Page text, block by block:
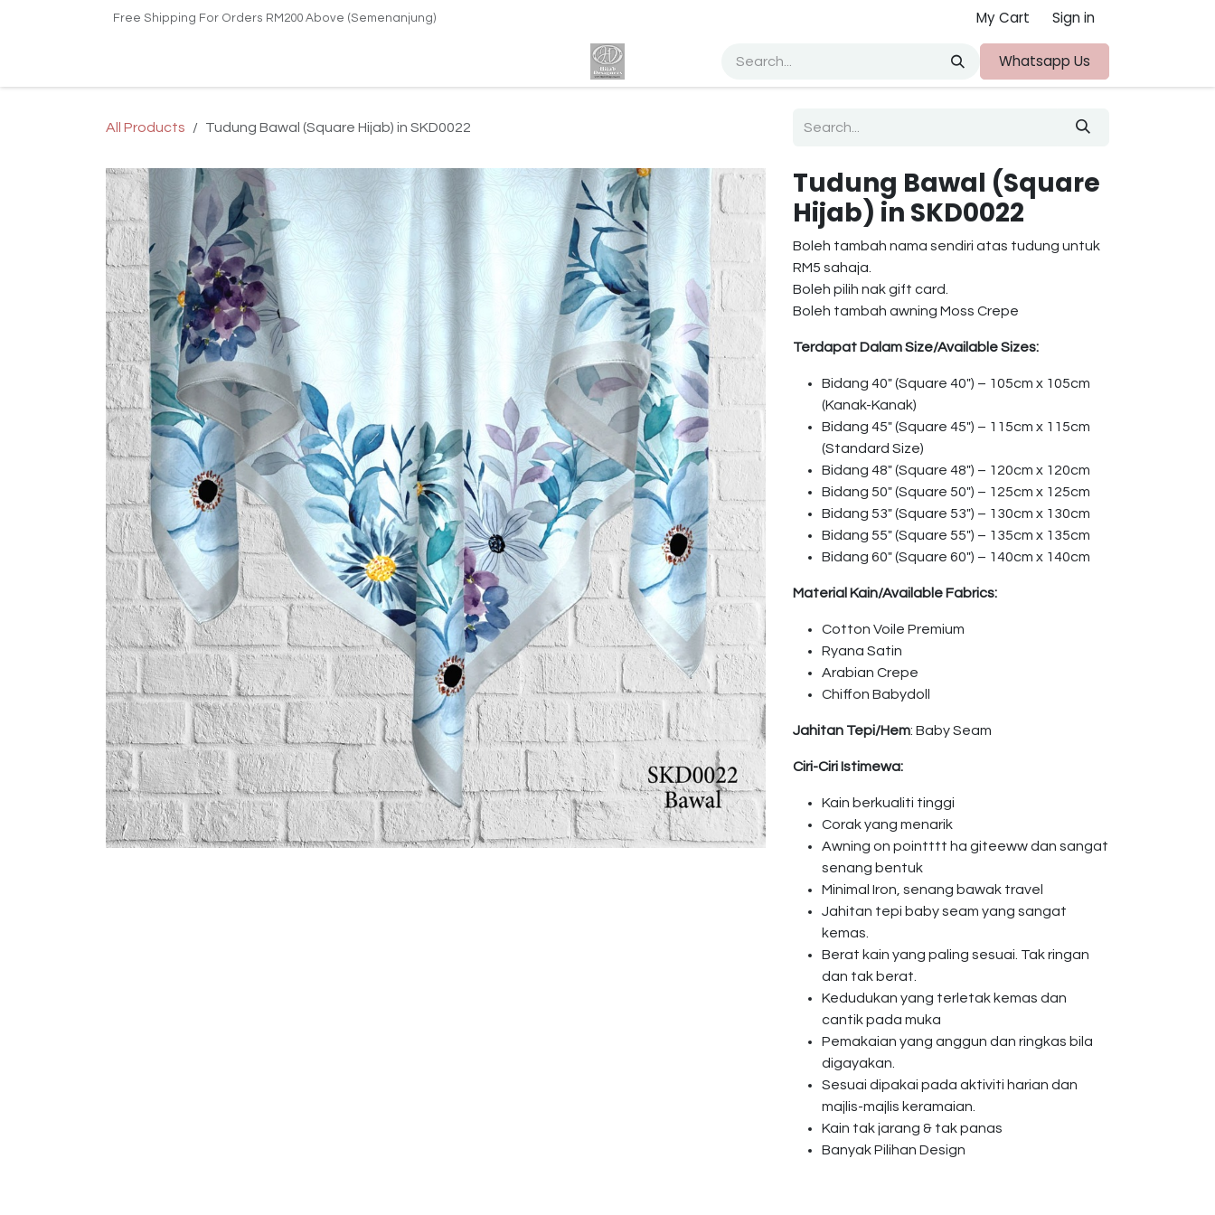
Free Shipping For Orders RM200 Above (Semenanjung) My Cart Sign in
Percuma Website Blog About Us Whatsapp Us
All Products Tudung Bawal (Square Hijab) in SKD0022
Tudung Bawal (Square
Hijab) in SKD0022
Boleh tambah nama sendiri atas tudung untuk
RM5 sahaja.
Boleh pilih nak gift card.
Boleh tambah awning Moss Crepe
Terdapat Dalam Size/Available Sizes:
Bidang 40″ (Square 40″) – 105cm x 105cm
(Kanak-Kanak)
Bidang 45″ (Square 45″) – 115cm x 115cm
(Standard Size)
Bidang 48″ (Square 48″) – 120cm x 120cm
Bidang 50″ (Square 50″) – 125cm x 125cm
Bidang 53″ (Square 53″) – 130cm x 130cm
Bidang 55″ (Square 55″) – 135cm x 135cm
Bidang 60″ (Square 60″) – 140cm x 140cm
Material Kain/Available Fabrics:
Cotton Voile Premium
Ryana Satin
Arabian Crepe
Chiffon Babydoll
Jahitan Tepi/Hem: Baby Seam
Ciri-Ciri Istimewa:
Kain berkualiti tinggi
Corak yang menarik
Awning on pointttt ha giteeww dan sangat
senang bentuk
Minimal Iron, senang bawak travel
Jahitan tepi baby seam yang sangat
kemas.
Berat kain yang paling sesuai. Tak ringan
dan tak berat.
Kedudukan yang terletak kemas dan
cantik pada muka
Pemakaian yang anggun dan ringkas bila
digayakan.
Sesuai dipakai pada aktiviti harian dan
majlis-majlis keramaian.
Kain tak jarang & tak panas
Banyak Pilihan Design